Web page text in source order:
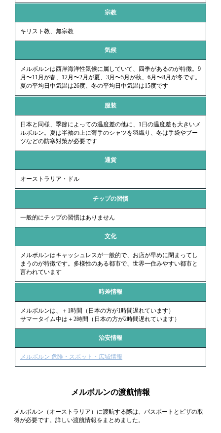
宗教
キリスト教、無宗教
気候
メルボルンは西岸海洋性気候に属していて、四季があるのが特徴。9
月〜11月が春、12月〜2月が夏、3月〜5月が秋、6月〜8月が冬です。
夏の平均日中気温は26度、冬の平均日中気温は15度です
服装
日本と同様、季節によっての温度差の他に、1日の温度差も大きいメ
ルボルン。夏は半袖の上に薄手のシャツを羽織り、冬は手袋やブー
ツなどの防寒対策が必要です
通貨
オーストラリア・ドル
チップの習慣
一般的にチップの習慣はありません
文化
メルボルンはキャッシュレスが一般的で、お店が早めに閉まってし
まうのが特徴です。多様性のある都市で、世界一住みやすい都市と
言われています
時差情報
メルボルンは、＋1時間（日本の方が1時間遅れています）
サマータイム中は＋2時間（日本の方が2時間遅れています）
治安情報
メルボルン 危険・スポット・広域情報
メルボルンの渡航情報
メルボルン（オーストラリア）に渡航する際は、パスポートとビザの取
得が必要です。詳しい渡航情報をまとめました。